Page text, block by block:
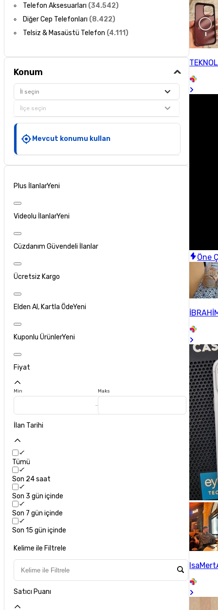
Telefon Aksesuarları (34.542)
Diğer Cep Telefonları (8.422)
Telsiz & Masaüstü Telefon (4.111)
Konum
İl seçin
İlçe seçin
Mevcut konumu kullan
Plus İlanlarYeni
Videolu İlanlarYeni
Cüzdanım Güvendeli İlanlar
Ücretsiz Kargo
Elden Al, Kartla ÖdeYeni
Kuponlu ÜrünlerYeni
Fiyat
Min Maks
İlan Tarihi
Tümü
Son 24 saat
Son 3 gün içinde
Son 7 gün içinde
Son 15 gün içinde
Kelime ile Filtrele
Satıcı Puanı
Öne